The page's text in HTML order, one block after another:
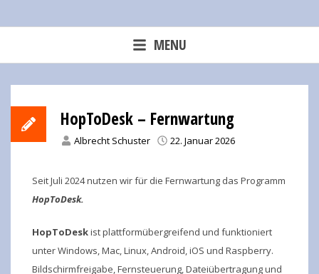
MENU
HopToDesk – Fernwartung
Albrecht Schuster 22. Januar 2026
Seit Juli 2024 nutzen wir für die Fernwartung das Programm
HopToDesk.
HopToDeskist plattformübergreifend und funktioniert
unter Windows, Mac, Linux, Android, iOS und Raspberry.
Bildschirmfreigabe, Fernsteuerung, Dateiübertragung und